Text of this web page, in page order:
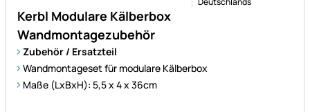
Kerbl Modulare Kälberbox
Wandmontagezubehör
Zubehör / Ersatzteil
Wandmontageset für modulare Kälberbox
Maße (LxBxH): 5,5 x 4 x 36cm